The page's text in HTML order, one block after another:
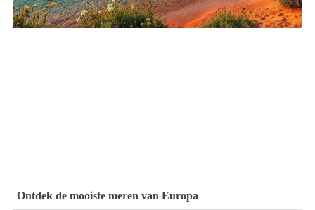
Ontdek de mooiste meren van Europa